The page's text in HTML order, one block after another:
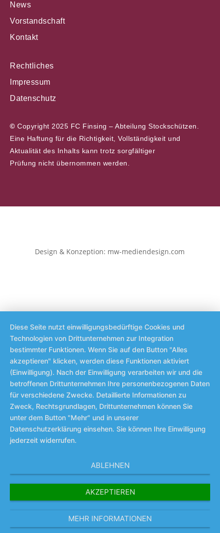
News
Vorstandschaft
Kontakt
Rechtliches
Impressum
Datenschutz
© Copyright 2025 FC Finsing – Abteilung Stockschützen.
Eine Haftung für die Richtigkeit, Vollständigkeit und
Aktualität des Inhalts kann trotz sorgfältiger
Prüfung nicht übernommen werden.
Design & Konzeption: mw-mediendesign.com
Diese Seite nutzt einwilligungsbedürftige Cookies und
Technologien von Drittunternehmen zur Integration
bestimmter Funktionen. Wenn Sie auf den Button "Alles
akzeptieren" klicken, werden diese Funktionen aktiviert
(Einwilligung). Nach der Einwilligung verarbeiten wir und die
betroffenen Drittunternehmen Ihre personenbezogenen Daten
für verschiedene Zwecke. Detaillierte Informationen zu
Zweck, Rechtsgrundlagen, Drittunternehmen können Sie
unter dem Button "Mehr" und in unserer
Datenschutzerklärung einsehen. Sie können Ihre Einwilligung
jederzeit widerrufen.
ABLEHNEN
AKZEPTIEREN
MEHR INFORMATIONEN